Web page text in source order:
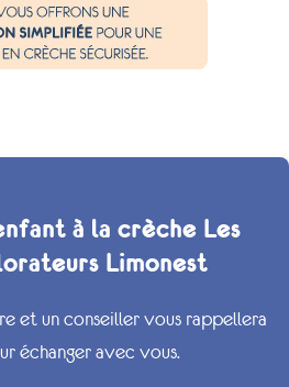
à la crèche Les
Limonest
et un conseiller vous rappellera
échanger avec vous.